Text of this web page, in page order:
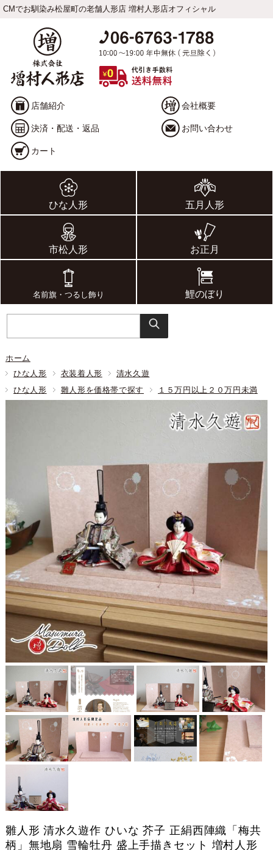
CMでお馴染み松屋町の老舗人形店 増村人形店オフィシャル
店舗紹介 会社概要
決済・配送・返品 お問い合わせ
カート
ひな人形 五月人形
市松人形 お正月
名前旗・つるし飾り 鯉のぼり
ホーム
ひな人形
衣装着人形
清水久遊
ひな人形
雛人形を価格帯で探す １５万円以上２０万円未満
雛人形 清水久遊作 ひいな 芥子 正絹西陣織「梅共
柄」無地扇 雪輪牡丹 盛上手描きセット 増村人形